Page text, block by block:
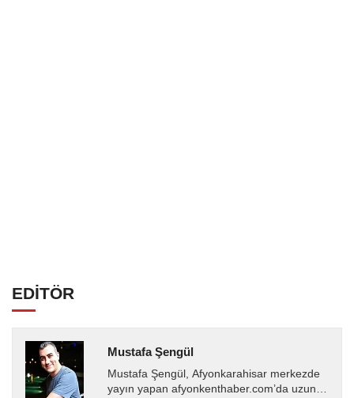
EDİTÖR
Mustafa Şengül
Mustafa Şengül, Afyonkarahisar merkezde
yayın yapan afyonkenthaber.com’da uzun